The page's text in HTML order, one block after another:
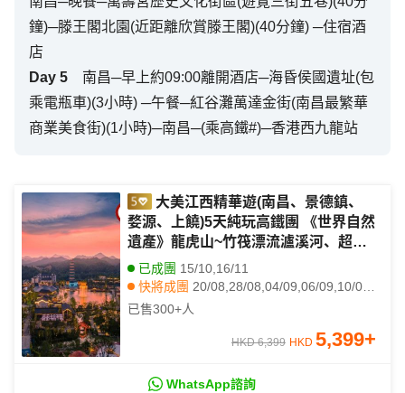
鐘)─滕王閣北園(近距離欣賞滕王閣)(40分鐘) ─住宿酒
店
Day 5
南昌─早上約09:00離開酒店─海昏侯國遺址(包
乘電瓶車)(3小時) ─午餐─紅谷灘萬達金街(南昌最繁華
商業美食街)(1小時)─南昌─(乘高鐵#)─香港西九龍站
大美江西精華遊(南昌、景德鎮、
婺源、上饒)5天純玩高鐵團 《世界自然
遺產》龍虎山~竹筏漂流瀘溪河、超美
夜色小鎮~婺女洲、福地靈山(包雙程索
道+江西首條山頂手扶電梯)、中國最美
鄉村~篁嶺
已成團 15/10,16/11
快將成團 20/08,28/08,04/09,06/09,10/09,15/09,24/09,09/10,22/10,26/10,10/11,27/11,08/12,13/12,28/12
其他日期
已售300+人
HKD 6,399 HKD 5,399+
WhatsApp諮詢